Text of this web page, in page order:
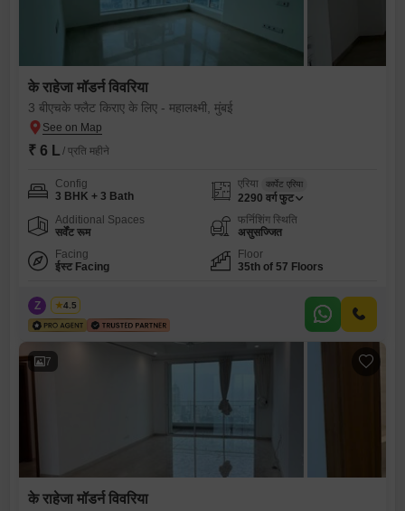
के राहेजा मॉडर्न विवरिया
3 बीएचके फ्लैट किराए के लिए - महालक्ष्मी, मुंबई
₹ 6 L / प्रति महीने
Config
3 BHK + 3 Bath
एरिया कार्पेट एरिया
2290 वर्ग फुट
Additional Spaces
सर्वेंट रूम
फर्निशिंग स्थिति
असुसज्जित
Facing
ईस्ट Facing
Floor
35th of 57 Floors
Z Zeltro
4.5
7
के राहेजा मॉडर्न विवरिया